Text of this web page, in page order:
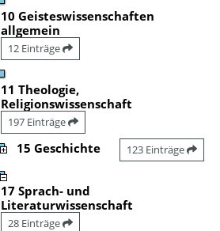
10 Geisteswissenschaften
allgemein
12 Einträge
11 Theologie,
Religionswissenschaft
197 Einträge
15 Geschichte 123 Einträge
17 Sprach- und
Literaturwissenschaft
28 Einträge